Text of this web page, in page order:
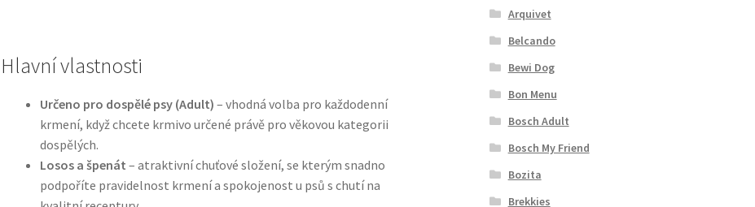
Hlavní vlastnosti
Určeno pro dospělé psy (Adult) – vhodná volba pro každodenní
krmení, když chcete krmivo určené právě pro věkovou kategorii
dospělých.
Losos a špenát – atraktivní chuťové složení, se kterým snadno
podpoříte pravidelnost krmení a spokojenost u psů s chutí na
Arquivet
Belcando
Bewi Dog
Bon Menu
Bosch Adult
Bosch My Friend
Bozita
Brekkies